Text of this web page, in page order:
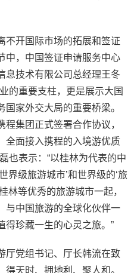
开国际市场的拓展和签证
中，中国签证申请服务中心
息技术有限公司总经理王冬
的重要支柱，更是展示大国
家外交大局的重要桥梁。
集团正式签署合作协议，
全面接入携程的入境游优质
也表示：“以桂林为代表的中
界级旅游城市’和世界级的‘旅
林等优秀的旅游城市一起，
与中国旅游的全球化伙伴一
得珍藏一生的心灵之旅。”
党组书记、厅长韩流在致
天时、拥地利、聚人和。